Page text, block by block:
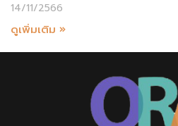
14/11/2566
ดูเพิ่มเติม »